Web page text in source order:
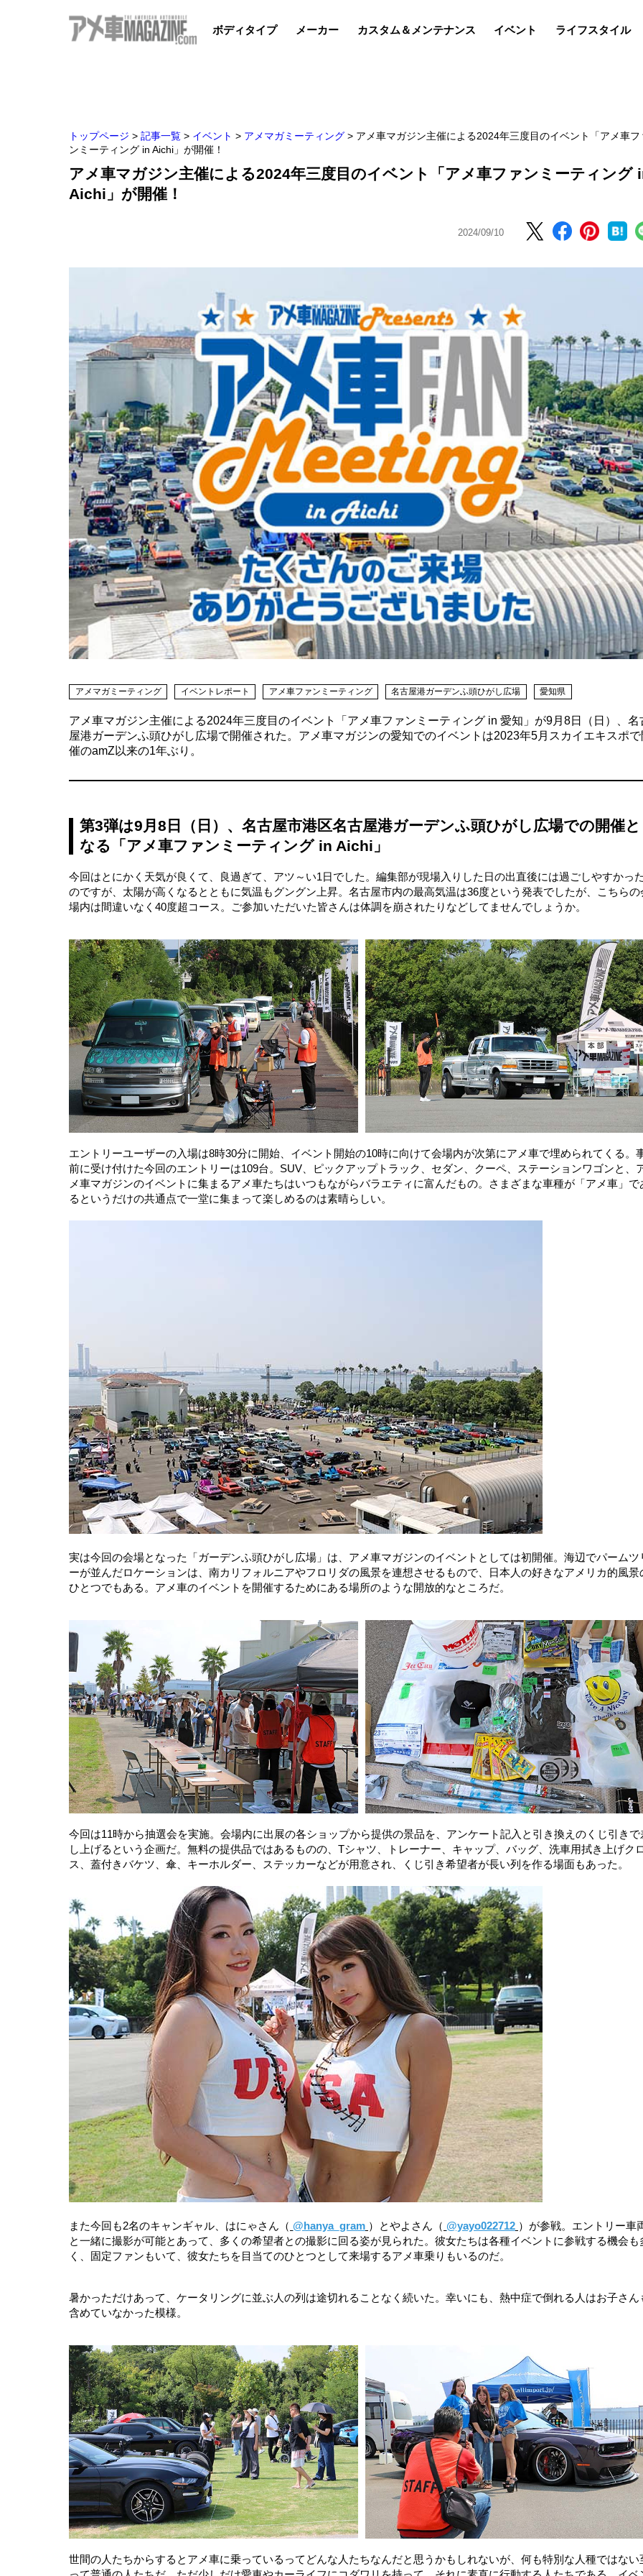
ボディタイプ メーカー カスタム＆メンテナンス イベント ライフスタイル
トップページ > 記事一覧 > イベント > アメマガミーティング > アメ車マガジン主催による2024年三度目のイベント「アメ車フ
ンミーティング in Aichi」が開催！
アメ車マガジン主催による2024年三度目のイベント「アメ車ファンミーティング
Aichi」が開催！
2024/09/10
アメマガミーティング イベントレポート アメ車ファンミーティング 名古屋港ガーデンふ頭ひがし広場 愛知県
アメ車マガジン主催による2024年三度目のイベント「アメ車ファンミーティング in 愛知」が9月8日（日）、名
屋港ガーデンふ頭ひがし広場で開催された。アメ車マガジンの愛知でのイベントは2023年5月スカイエキスポで
催のamZ以来の1年ぶり。
第3弾は9月8日（日）、名古屋市港区名古屋港ガーデンふ頭ひがし広場での開催と
なる「アメ車ファンミーティング in Aichi」
今回はとにかく天気が良くて、良過ぎて、アツ～い1日でした。編集部が現場入りした日の出直後には過ごしやすかっ
のですが、太陽が高くなるとともに気温もグングン上昇。名古屋市内の最高気温は36度という発表でしたが、こちらの
場内は間違いなく40度超コース。ご参加いただいた皆さんは体調を崩されたりなどしてませんでしょうか。
エントリーユーザーの入場は8時30分に開始、イベント開始の10時に向けて会場内が次第にアメ車で埋められてくる。
前に受け付けた今回のエントリーは109台。SUV、ピックアップトラック、セダン、クーペ、ステーションワゴンと、
メ車マガジンのイベントに集まるアメ車たちはいつもながらバラエティに富んだもの。さまざまな車種が「アメ車」で
るというだけの共通点で一堂に集まって楽しめるのは素晴らしい。
実は今回の会場となった「ガーデンふ頭ひがし広場」は、アメ車マガジンのイベントとしては初開催。海辺でパームツ
ーが並んだロケーションは、南カリフォルニアやフロリダの風景を連想させるもので、日本人の好きなアメリカ的風景
ひとつでもある。アメ車のイベントを開催するためにある場所のような開放的なところだ。
今回は11時から抽選会を実施。会場内に出展の各ショップから提供の景品を、アンケート記入と引き換えのくじ引きで
し上げるという企画だ。無料の提供品ではあるものの、Tシャツ、トレーナー、キャップ、バッグ、洗車用拭き上げク
ス、蓋付きバケツ、傘、キーホルダー、ステッカーなどが用意され、くじ引き希望者が長い列を作る場面もあった。
また今回も2名のキャンギャル、はにゃさん（ @hanya_gram ）とやよさん（ @yayo022712 ）が参戦。エントリー車
と一緒に撮影が可能とあって、多くの希望者との撮影に回る姿が見られた。彼女たちは各種イベントに参戦する機会も
く、固定ファンもいて、彼女たちを目当てのひとつとして来場するアメ車乗りもいるのだ。
暑かっただけあって、ケータリングに並ぶ人の列は途切れることなく続いた。幸いにも、熱中症で倒れる人はお子さん
含めていなかった模様。
世間の人たちからするとアメ車に乗っているってどんな人たちなんだと思うかもしれないが、何も特別な人種ではない